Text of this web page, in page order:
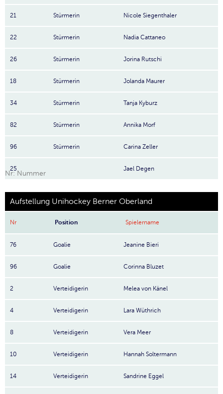
21 Stürmerin Nicole Siegenthaler
22 Stürmerin Nadia Cattaneo
26 Stürmerin Jorina Rutschi
18 Stürmerin Jolanda Maurer
34 Stürmerin Tanja Kyburz
82 Stürmerin Annika Morf
96 Stürmerin Carina Zeller
25 Jael Degen
Nr: Nummer
Aufstellung Unihockey Berner Oberland
Nr Position Spielername
76 Goalie Jeanine Bieri
96 Goalie Corinna Bluzet
2 Verteidigerin Melea von Känel
4 Verteidigerin Lara Wüthrich
8 Verteidigerin Vera Meer
10 Verteidigerin Hannah Soltermann
14 Verteidigerin Sandrine Eggel